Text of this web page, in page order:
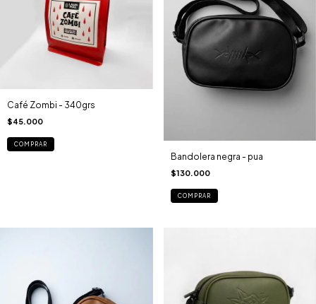
Café Zombi - 340grs
$45.000
COMPRAR
Bandolera negra - pua
$130.000
COMPRAR